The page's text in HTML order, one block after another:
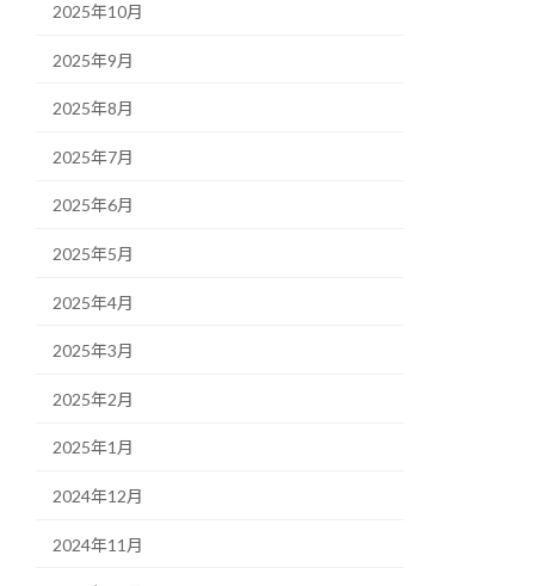
2025年10月
2025年9月
2025年8月
2025年7月
2025年6月
2025年5月
2025年4月
2025年3月
2025年2月
2025年1月
2024年12月
2024年11月